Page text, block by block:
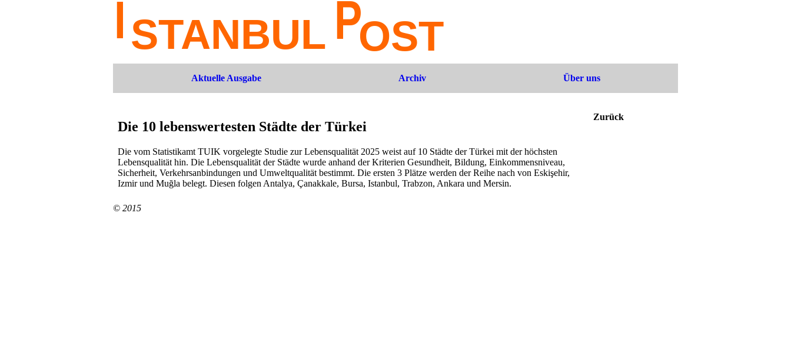
Aktuelle Ausgabe Archiv Über uns
Die 10 lebenswertesten Städte der Türkei
Die vom Statistikamt TUIK vorgelegte Studie zur Lebensqualität 2025 weist auf 10 Städte der Türkei mit der höchsten
Lebensqualität hin. Die Lebensqualität der Städte wurde anhand der Kriterien Gesundheit, Bildung, Einkommensniveau,
Sicherheit, Verkehrsanbindungen und Umweltqualität bestimmt. Die ersten 3 Plätze werden der Reihe nach von Eskişehir,
Izmir und Muğla belegt. Diesen folgen Antalya, Çanakkale, Bursa, Istanbul, Trabzon, Ankara und Mersin.
Zurück
© 2015